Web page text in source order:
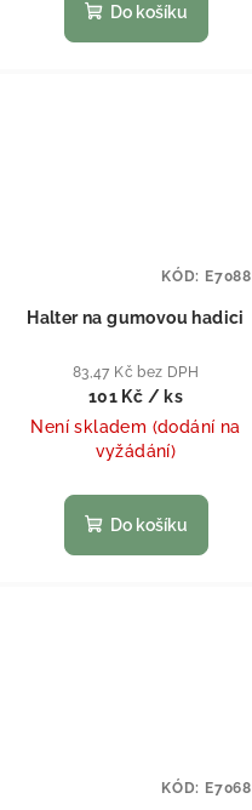
Do košíku
Halter na gumovou hadici
83,47 Kč bez DPH
101 Kč / ks
Není skladem (dodání na
vyžádání)
Do košíku
KÓD: E7088
KÓD: E7068